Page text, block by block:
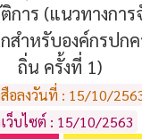
การ (แนวทางกา
สำหรับองค์กรปก
ถิ่น ครั้งที่ 1)
อลงวันที่ : 15/10/
ว็บไซต์ : 15/10/2563